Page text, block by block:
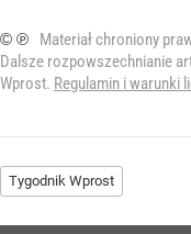
© ℗
Materiał chroniony
Dalsze rozpowszechnianie
Wprost. Regulamin i warunki
Tygodnik Wprost